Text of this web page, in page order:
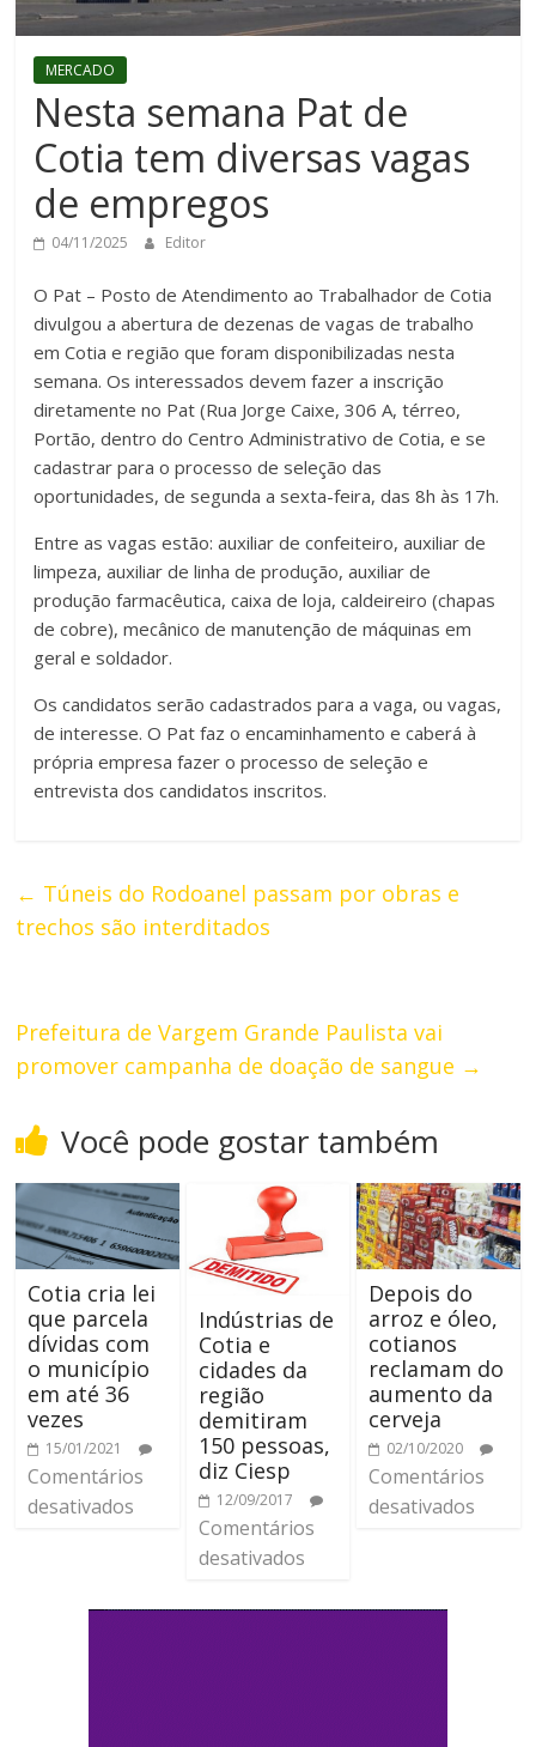
MERCADO
Nesta semana Pat de
Cotia tem diversas vagas
de empregos
04/11/2025 Editor
O Pat – Posto de Atendimento ao Trabalhador de Cotia
divulgou a abertura de dezenas de vagas de trabalho
em Cotia e região que foram disponibilizadas nesta
semana. Os interessados devem fazer a inscrição
diretamente no Pat (Rua Jorge Caixe, 306 A, térreo,
Portão, dentro do Centro Administrativo de Cotia, e se
cadastrar para o processo de seleção das
oportunidades, de segunda a sexta-feira, das 8h às 17h.
Entre as vagas estão: auxiliar de confeiteiro, auxiliar de
limpeza, auxiliar de linha de produção, auxiliar de
produção farmacêutica, caixa de loja, caldeireiro (chapas
de cobre), mecânico de manutenção de máquinas em
geral e soldador.
Os candidatos serão cadastrados para a vaga, ou vagas,
de interesse. O Pat faz o encaminhamento e caberá à
própria empresa fazer o processo de seleção e
entrevista dos candidatos inscritos.
← Túneis do Rodoanel passam por obras e
trechos são interditados
Prefeitura de Vargem Grande Paulista vai
promover campanha de doação de sangue →
Você pode gostar também
Cotia cria lei
que parcela
dívidas com
o município
em até 36
vezes
15/01/2021
Comentários
desativados
Indústrias de
Cotia e
cidades da
região
demitiram
150 pessoas,
diz Ciesp
12/09/2017
Comentários
desativados
Depois do
arroz e óleo,
cotianos
reclamam do
aumento da
cerveja
02/10/2020
Comentários
desativados